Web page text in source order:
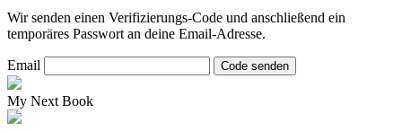
Wir senden einen Verifizierungs-Code und anschließend ein
temporäres Passwort an deine Email-Adresse.
Email Code senden
My Next Book